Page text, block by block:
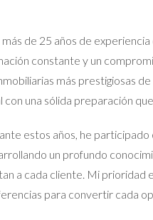
más de 25 años de
constante y un
más prestigiosas
con una sólida preparación
estos años, he
un profundo
a cada cliente. Mi prioridad
para convertir cada